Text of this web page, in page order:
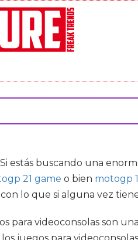
estás buscando una
21 game o bien motogp
lo que si alguna vez
para videoconsolas son